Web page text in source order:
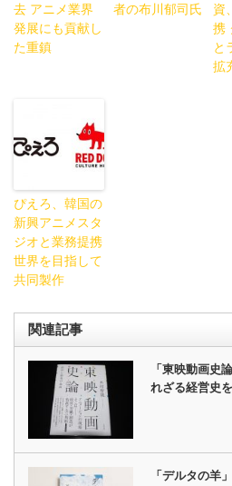
去 アニメ業界
発展にも貢献し
た重鎮
者の布川郁司氏
資
携
と
拡
ぴえろ、韓国の
新興アニメスタ
ジオと業務提携
世界を目指して
共同製作
関連記事
「東映動画史
れざる経営史
「デルタの羊